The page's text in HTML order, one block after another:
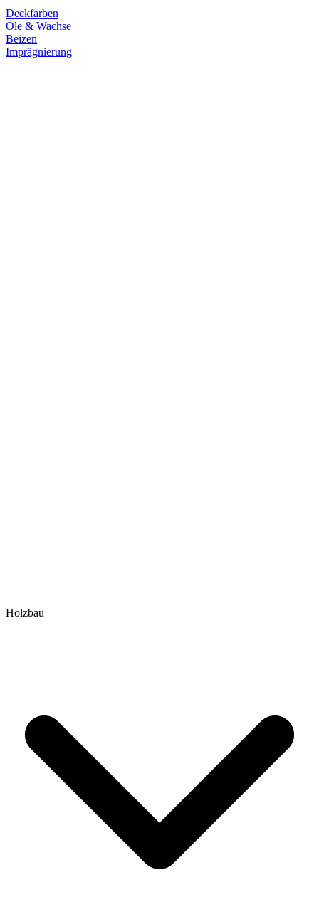
Deckfarben
Öle & Wachse
Beizen
Imprägnierung
Holzbau